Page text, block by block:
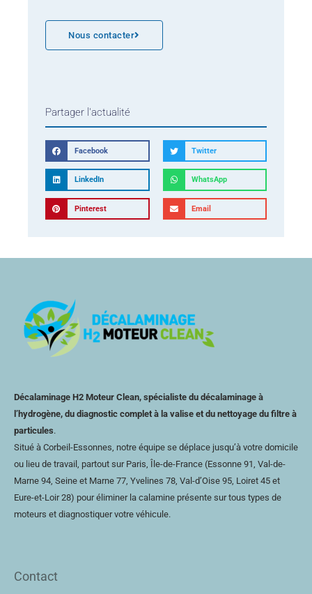
Nous contacter
Partager l'actualité
Facebook Twitter
LinkedIn WhatsApp
Pinterest Email
Décalaminage H2 Moteur Clean, spécialiste du décalaminage à
l’hydrogène, du diagnostic complet à la valise et du nettoyage du filtre à
particules.
Situé à Corbeil-Essonnes, notre équipe se déplace jusqu’à votre domicile
ou lieu de travail, partout sur Paris, Île-de-France (Essonne 91, Val-de-
Marne 94, Seine et Marne 77, Yvelines 78, Val-d’Oise 95, Loiret 45 et
Eure-et-Loir28) pour éliminer la calamine présente sur tous types de
moteurs et diagnostiquer votre véhicule.
Contact